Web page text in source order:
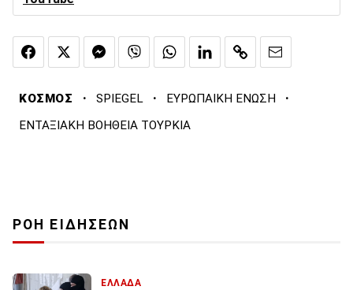
ΚΟΣΜΟΣ · SPIEGEL · ΕΥΡΩΠΑΙΚΗ ΕΝΩΣΗ ·
ΕΝΤΑΞΙΑΚΗ ΒΟΗΘΕΙΑ ΤΟΥΡΚΙΑ
ΡΟΗ ΕΙΔΗΣΕΩΝ
ΕΛΛΑΔΑ